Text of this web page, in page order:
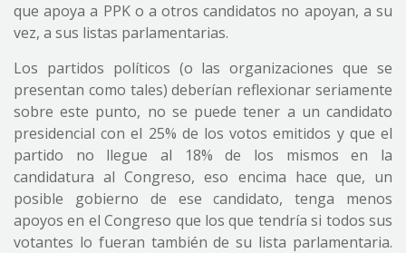
que apoya a PPK o a otros candidatos no apoyan, a su
vez, a sus listas parlamentarias.
Los partidos políticos (o las organizaciones que se
presentan como tales) deberían reflexionar seriamente
sobre este punto, no se puede tener a un candidato
presidencial con el 25% de los votos emitidos y que el
partido no llegue al 18% de los mismos en la
candidatura al Congreso, eso encima hace que, un
posible gobierno de ese candidato, tenga menos
apoyos en el Congreso que los que tendría si todos sus
votantes lo fueran también de su lista parlamentaria.